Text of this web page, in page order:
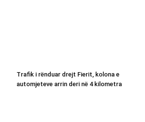
Trafik i rënduar drejt Fierit, kolona e
automjeteve arrin deri në 4 kilometra